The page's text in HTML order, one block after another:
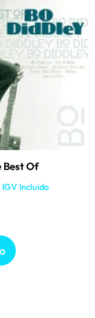
Best Of
IGV Incluido